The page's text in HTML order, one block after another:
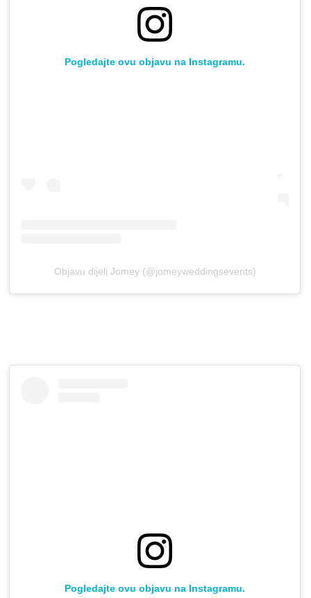
Pogledajte ovu objavu na Instagramu.
Objavu dijeli Jomey (@jomeyweddingsevents)
Pogledajte ovu objavu na Instagramu.